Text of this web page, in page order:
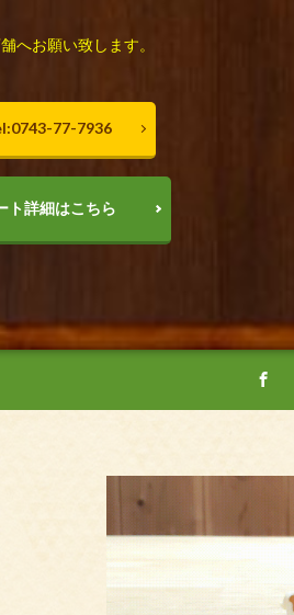
へお願い致します。
77-7936
ト詳細はこちら